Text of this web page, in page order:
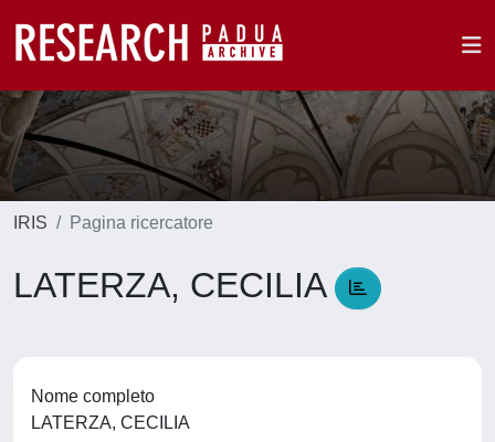
IRIS Pagina ricercatore
LATERZA, CECILIA
Nome completo
LATERZA, CECILIA